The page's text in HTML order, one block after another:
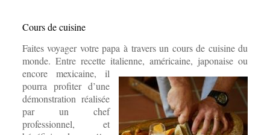
Cours de cuisine
Faites voyager votre papa à travers un cours de cuisine du
monde. Entre recette italienne, américaine, japonaise ou
encore mexicaine, il
pourra profiter d’une
démonstration réalisée
par un chef
professionnel, et